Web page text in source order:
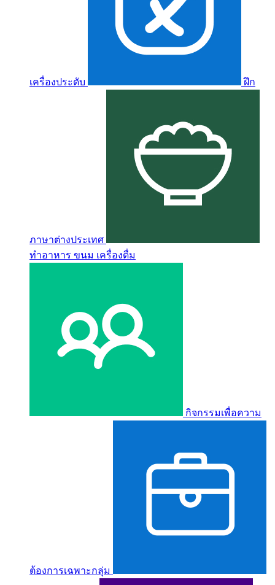
เครื่องประดับ ฝึก
ภาษาต่างประเทศ
ทำอาหาร ขนม เครื่องดื่ม
กิจกรรมเพื่อความ
ต้องการเฉพาะกลุ่ม